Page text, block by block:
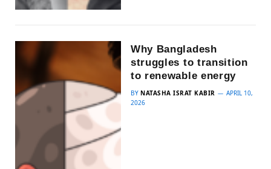
Why Bangladesh
struggles to transition
to renewable energy
BY NATASHA ISRAT KABIR
APRIL 10,
2026